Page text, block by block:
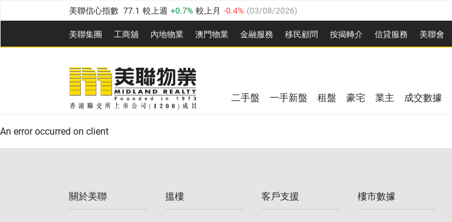
美聯信心指數 77.1 較上週 0.7% 較上月 -0.4% (03/08/2026)
全港樓價指數 149.1 較上週 0% 較上月 0.4% (03/08/2026)
港島樓價指數 157.4 較上週 -0.3% 較上月 -0.8% (03/08/2026)
九龍樓價指數 156.4 較上週 -0.1%
新界樓價指數 134.8 較上週 0.1% 0.9% 03/08/2026
美聯信心指數 77.1 較上週 0.7% 較上月
美聯集團 工商舖 內地物業 澳門物業 金融服務 移民顧問 按揭轉介 信貸服務 美聯會
全港樓價指數 149.1 較上週 0% 較上月
美聯信心指數 較上週 0.7% 03/08/2026)
二手盤 一手新盤 租盤 豪宅 業主 成交數據
An error occurred on client
關於美聯 搵樓 客戶支援 樓市數據